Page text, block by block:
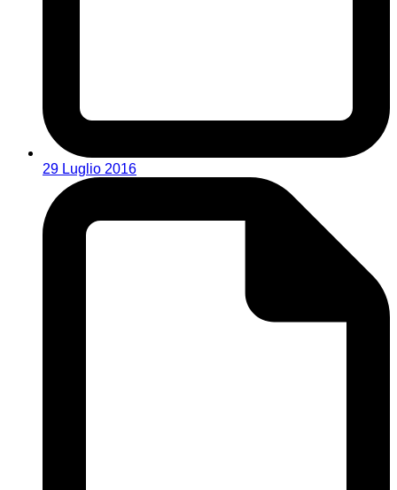
29 Luglio 2016